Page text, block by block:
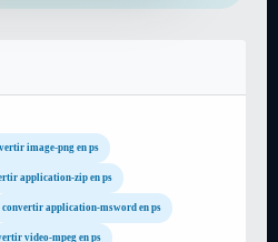
image-png en ps
application-zip en ps
convertir application-msword en ps
video-mpeg en ps